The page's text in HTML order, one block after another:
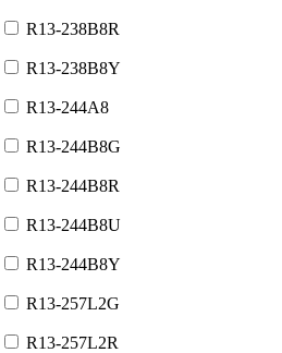
R13-238B8R
R13-238B8Y
R13-244A8
R13-244B8G
R13-244B8R
R13-244B8U
R13-244B8Y
R13-257L2G
R13-257L2R